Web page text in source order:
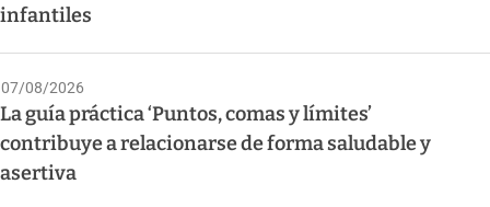
infantiles
07/08/2026
La guía práctica ‘Puntos, comas y límites’
contribuye a relacionarse de forma saludable y
asertiva